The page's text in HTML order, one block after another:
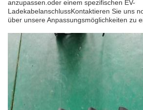
anzupassen.oder einem spezifischen EV-
LadekabelanschlussKontaktieren Sie uns
über unsere Anpassungsmöglichkeiten zu